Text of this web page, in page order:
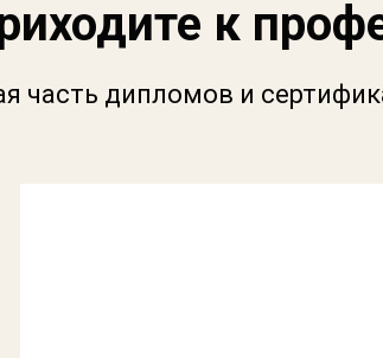
к
часть дипломов и